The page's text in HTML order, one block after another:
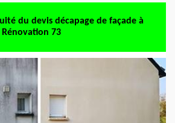
du devis décapage de façade à
73